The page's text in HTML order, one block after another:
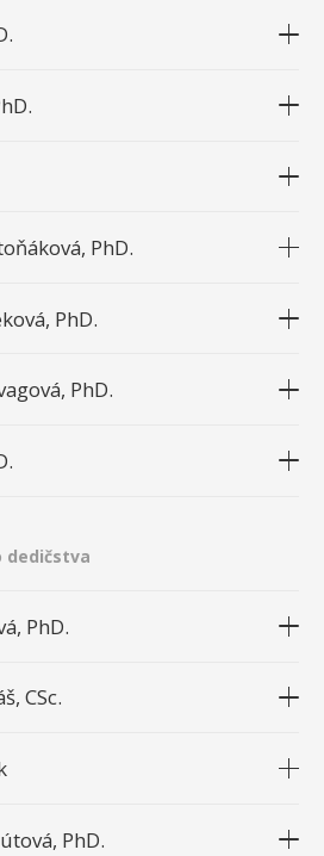
PhD.
PhD.
PhD.
dedičstva
PhD.
CSc.
PhD.